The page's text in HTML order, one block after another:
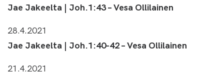
Jae Jakeelta | Joh.1:43 – Vesa Ollilainen
28.4.2021
Jae Jakeelta | Joh.1:40-42 – Vesa Ollilainen
21.4.2021